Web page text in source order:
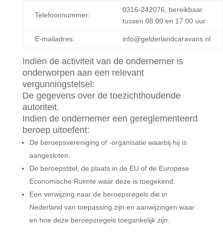
Telefoonnummer:
0316-242076, bereikbaar
tussen 08:00 en 17:00 uur
E-mailadres: info@gelderlandcaravans.nl
Indien de activiteit van de ondernemer is
onderworpen aan een relevant
vergunningstelsel:
De gegevens over de toezichthoudende
autoriteit.
Indien de ondernemer een gereglementeerd
beroep uitoefent:
De beroepsvereniging of -organisatie waarbij hij is
aangesloten.
De beroepstitel, de plaats in de EU of de Europese
Economische Ruimte waar deze is toegekend.
Een verwijzing naar de beroepsregels die in
Nederland van toepassing zijn en aanwijzingen waar
en hoe deze beroepsregels toegankelijk zijn.